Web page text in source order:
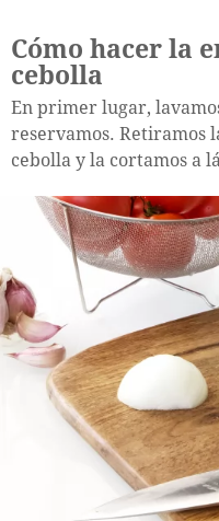
Cómo hacer la
cebolla
En primer lugar,
reservamos. Retiramos
cebolla y la cortamos a